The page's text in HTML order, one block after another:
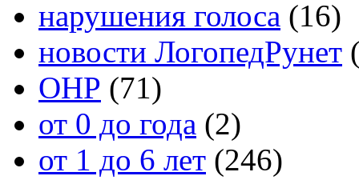
нарушения голоса (16)
новости ЛогопедРунет
ОНР (71)
от 0 до года (2)
от 1 до 6 лет (246)